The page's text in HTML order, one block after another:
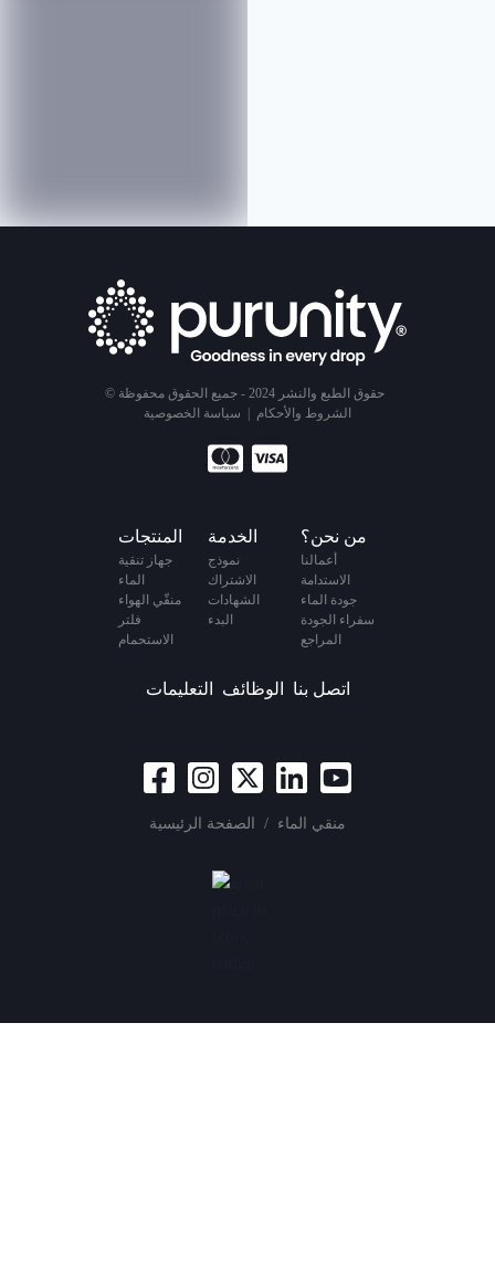
© حقوق الطبع والنشر 2024 - جميع الحقوق محفوظة
سياسة الخصوصية | الشروط والأحكام
المنتجات
جهاز تنقية
الماء
منقّي الهواء
فلتر
الاستحمام
الخدمة
نموذج
الاشتراك
الشهادات
البدء
من نحن؟
أعمالنا
الاستدامة
جودة الماء
سفراء الجودة
المراجع
التعليمات الوظائف اتصل بنا
الصفحة الرئيسية / منقي الماء